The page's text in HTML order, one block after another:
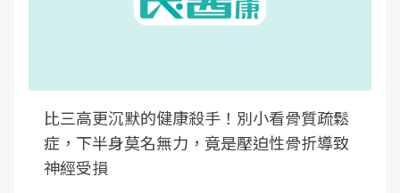
比三高更沉默的健康殺手！別小看骨質疏鬆
症，下半身莫名無力，竟是壓迫性骨折導致
神經受損